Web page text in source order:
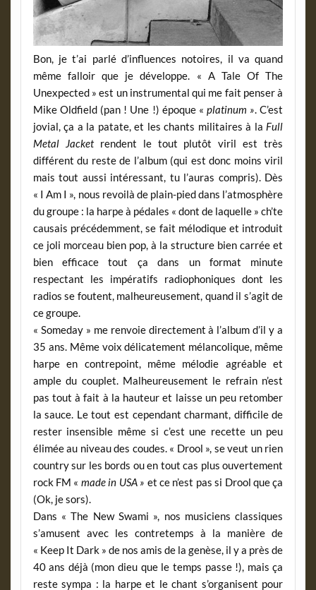
Bon, je t’ai parlé d’influences notoires, il va quand
même falloir que je développe. « A Tale Of The
Unexpected » est un instrumental qui me fait penser à
Mike Oldfield (pan ! Une !) époque «platinum ». C’est
jovial, ça a la patate, et les chants militaires à la Full
Metal Jacketrendent le tout plutôt viril est très
différent du reste de l’album (qui est donc moins viril
mais tout aussi intéressant, tu l’auras compris). Dès
« I Am I », nous revoilà de plain-pied dans l’atmosphère
du groupe : la harpe à pédales « dont de laquelle » ch’te
causais précédemment, se fait mélodique et introduit
ce joli morceau bien pop, à la structure bien carrée et
bien efficace tout ça dans un format minute
respectant les impératifs radiophoniques dont les
radios se foutent, malheureusement, quand il s’agit de
ce groupe.
« Someday » me renvoie directement à l’album d’il y a
35 ans. Même voix délicatement mélancolique, même
harpe en contrepoint, même mélodie agréable et
ample du couplet. Malheureusement le refrain n’est
pas tout à fait à la hauteur et laisse un peu retomber
la sauce. Le tout est cependant charmant, difficile de
rester insensible même si c’est une recette un peu
élimée au niveau des coudes. « Drool », se veut un rien
country sur les bords ou en tout cas plus ouvertement
rock FM « made in USA » et ce n’est pas si Drool que ça
(Ok, je sors).
Dans « The New Swami », nos musiciens classiques
s’amusent avec les contretemps à la manière de
« Keep It Dark » de nos amis de la genèse, il y a près de
40 ans déjà (mon dieu que le temps passe !), mais ça
reste sympa : la harpe et le chant s’organisent pour